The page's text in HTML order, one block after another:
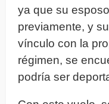
ya que su
previamente, y
vínculo con la
régimen, se
podría ser